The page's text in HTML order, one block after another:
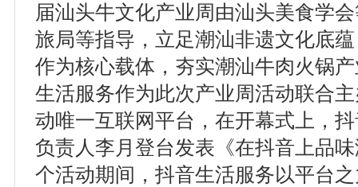
届汕头牛文化产业周由汕头美食学
旅局等指导，立足潮汕非遗文化底
作为核心载体，夯实潮汕牛肉火锅
生活服务作为此次产业周活动联合
动唯一互联网平台，在开幕式上，
负责人李月登台发表《在抖音上品
个活动期间，抖音生活服务以平台